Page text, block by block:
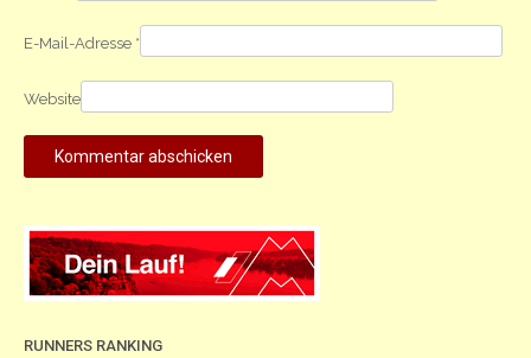
E-Mail-Adresse *
Website
RUNNERS RANKING